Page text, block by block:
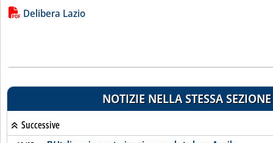
Lista allegati PDF alla notizia
Delibera Lazio
NOTIZIE NELLA STESSA SEZIONE
Successive